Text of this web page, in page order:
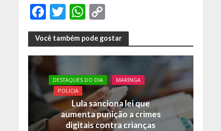
F
ac
e
b
o
o
k
T
w
itt
er
W
h
at
s
A
p
p
C
o
p
y
Li
n
k
Você também pode gostar
DESTAQUES DO DIA
MARINGA
POLICIA
Lula sanciona lei que
aumenta punição a crimes
digitais contra crianças